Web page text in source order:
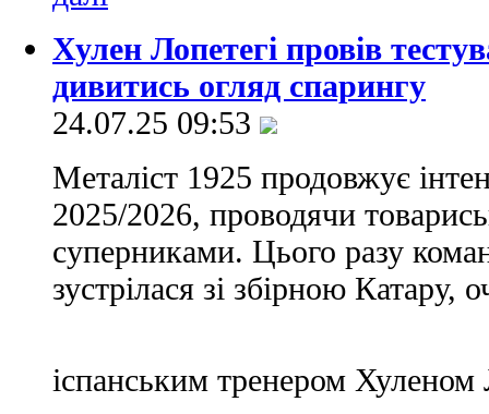
Хулен Лопетегі провів
дивитись огляд спарингу
24.07.25 09:53
Металіст 1925 продовжує
2025/2026, проводячи
суперниками. Цього разу
зустрілася зі збірною
іспанським тренером Хуленом